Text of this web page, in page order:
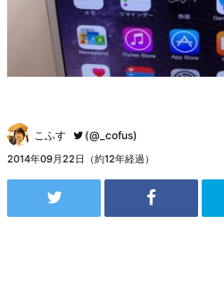
こふす (@_cofus)
2014年09月22日（約12年経過）